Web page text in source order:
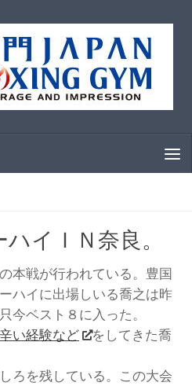
イＩＮ奈良。
本戦が行われている。豊国
ハイに出場しいる喬之は昨
今ベスト８に入った。
い経験など
をしてきた喬
ろを残している。この大会